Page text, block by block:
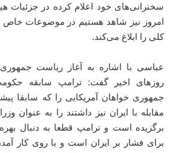
سخنرانی‌های خود اعلام کرده در جزئیات
امروز نیز شاهد هستیم در موضوعات
کلی را ابلاغ می‌کند.
عباسی با اشاره به آغاز ریاست
روزهای اخیر گفت: ترامپ سابقه
جمهوری خواهان آمریکایی را که سابقا
مقابله با ایران نیز داشتند را به
برگزیده است و ترامپ قطعا به دنبال
برای فشار بر ایران است و با روی کار